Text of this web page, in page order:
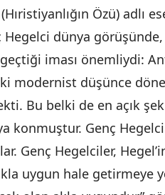
Özü)
Hegelci dünya
iması önemliydi:
modernist düşünce
Bu belki de en açık
konmuştur. Genç
Genç Hegelciler,
uygun hale getirmeye